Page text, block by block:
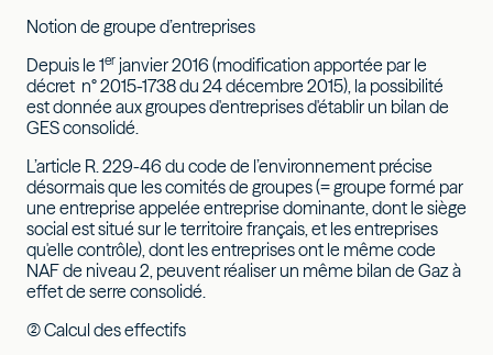
Notion de groupe d’entreprises
Depuis le 1er janvier 2016 (modification apportée par le
décret n° 2015-1738 du 24 décembre 2015), la possibilité
est donnée aux groupes d'entreprises d'établir un bilan de
GES consolidé.
L’article R. 229-46 du code de l’environnement précise
désormais que les comités de groupes (= groupe formé par
une entreprise appelée entreprise dominante, dont le siège
social est situé sur le territoire français, et les entreprises
qu'elle contrôle), dont les entreprises ont le même code
NAF de niveau 2, peuvent réaliser un même bilan de Gaz à
effet de serre consolidé.
(2) Calcul des effectifs